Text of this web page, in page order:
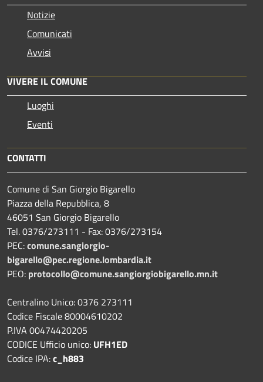
Notizie
Comunicati
Avvisi
VIVERE IL COMUNE
Luoghi
Eventi
CONTATTI
Comune di San Giorgio Bigarello
Piazza della Repubblica, 8
46051 San Giorgio Bigarello
Tel. 0376/273111 - Fax: 0376/273154
PEC:comune.sangiorgio-
bigarello@pec.regione.lombardia.it
PEO: protocollo@comune.sangiorgiobigarello.mn.it
Centralino Unico: 0376 273111
Codice Fiscale 80004610202
P.IVA 00474420205
CODICE Ufficio unico: UFH1ED
Codice IPA:c_h883